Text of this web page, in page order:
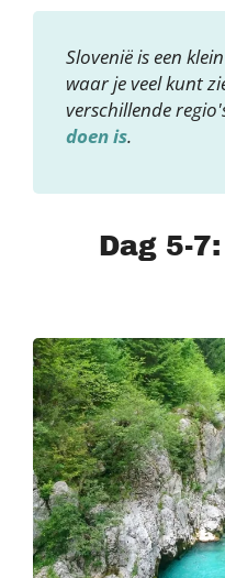
Slovenië is een
waar je veel kunt
verschillende
doen is.
Dag 5-